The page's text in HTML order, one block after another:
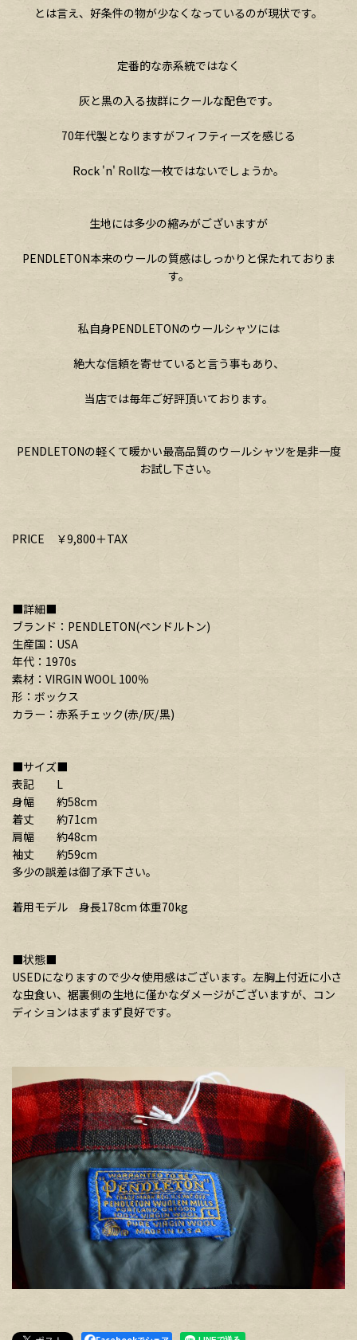
とは言え、好条件の物が少なくなっているのが現状です。
定番的な赤系統ではなく
灰と黒の入る抜群にクールな配色です。
70年代製となりますがフィフティーズを感じる
Rock 'n' Rollな一枚ではないでしょうか。
生地には多少の縮みがございますが
PENDLETON本来のウールの質感はしっかりと保たれておりま
す。
私自身PENDLETONのウールシャツには
絶大な信頼を寄せていると言う事もあり、
当店では毎年ご好評頂いております。
PENDLETONの軽くて暖かい最高品質のウールシャツを是非一度
お試し下さい。
PRICE ￥9,800＋TAX
■詳細■
ブランド：PENDLETON(ペンドルトン)
生産国：USA
年代：1970s
素材：VIRGIN WOOL 100％
形：ボックス
カラー：赤系チェック(赤/灰/黒)
■サイズ■
表記 L
身幅 約58cm
着丈 約71cm
肩幅 約48cm
袖丈 約59cm
多少の誤差は御了承下さい。
着用モデル 身長178cm 体重70kg
■状態■
USEDになりますので少々使用感はございます。左胸上付近に小さ
な虫食い、裾裏側の生地に僅かなダメージがございますが、コン
ディションはまずまず良好です。